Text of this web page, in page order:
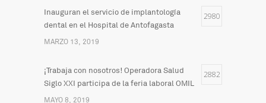
Inauguran el servicio de implantología
dental en el Hospital de Antofagasta
2980
MARZO 13, 2019
¡Trabaja con nosotros! Operadora Salud
Siglo XXI participa de la feria laboral OMIL
2882
MAYO 8, 2019